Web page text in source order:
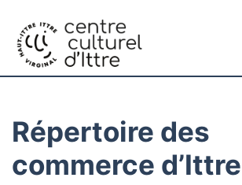
Répertoire des
commerce d’Ittre